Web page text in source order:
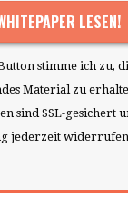
stimme ich zu,
Material zu
sind SSL-gesichert
jederzeit